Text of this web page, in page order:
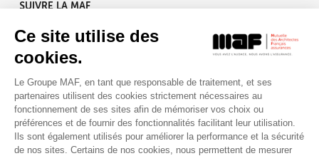
Ce site utilise des
cookies.
Le Groupe MAF, en tant que responsable de traitement, et ses
partenaires utilisent des cookies strictement nécessaires au
fonctionnement de ses sites afin de mémoriser vos choix ou
préférences et de fournir des fonctionnalités facilitant leur utilisation.
Ils sont également utilisés pour améliorer la performance et la sécurité
de nos sites. Certains de nos cookies, nous permettent de mesurer
SUIVRE LA MAF
RETROUVEZ-NOUS SUR :